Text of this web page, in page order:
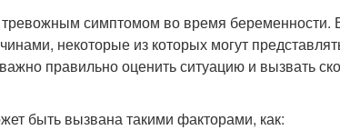
симптомом во время беременности.
некоторые из которых могут
правильно оценить ситуацию и вызвать
быть вызвана такими факторами, как: